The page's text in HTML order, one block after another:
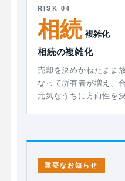
RISK 04
相続 複雑化
相続の複雑化
売却を決めかねたまま
なって所有者が増え、
元気なうちに方向性を
重要なお知らせ